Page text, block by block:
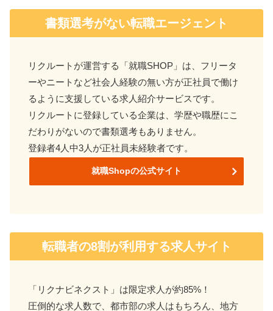
書類選考がない転職エージェント
リクルートが運営する「就職SHOP」は、フリータ
ーやニートなど社会人経験の無い方が正社員で働け
るように支援している求人紹介サービスです。
リクルートに登録している企業は、学歴や職歴にこ
だわりがないので書類選考もありません。
登録者4人中3人が正社員未経験者です。
就職Shopの公式サイト
転職者の8割が利用する求人サイト
「リクナビネクスト」は限定求人が約85%！
圧倒的な求人数で、都市部の求人はもちろん、地方